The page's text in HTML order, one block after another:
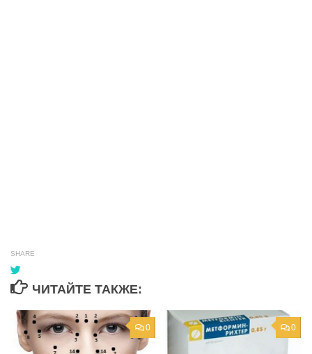
SHARE
ЧИТАЙТЕ ТАКЖЕ:
0 0